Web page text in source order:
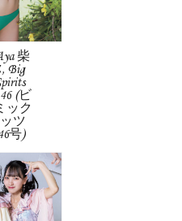
柴
Big
(ビ
ック
ツ
号)